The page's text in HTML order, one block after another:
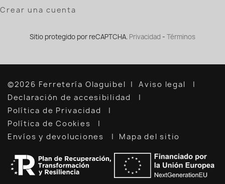
Crear una cuenta
Sitio protegido por reCAPTCHA. Privacidad - Términos
©2026 Ferretería Olaguibel
Aviso legal
Declaración de accesibilidad
Política de Privacidad
Política de Cookies
Envíos y devoluciones
Mapa del sitio